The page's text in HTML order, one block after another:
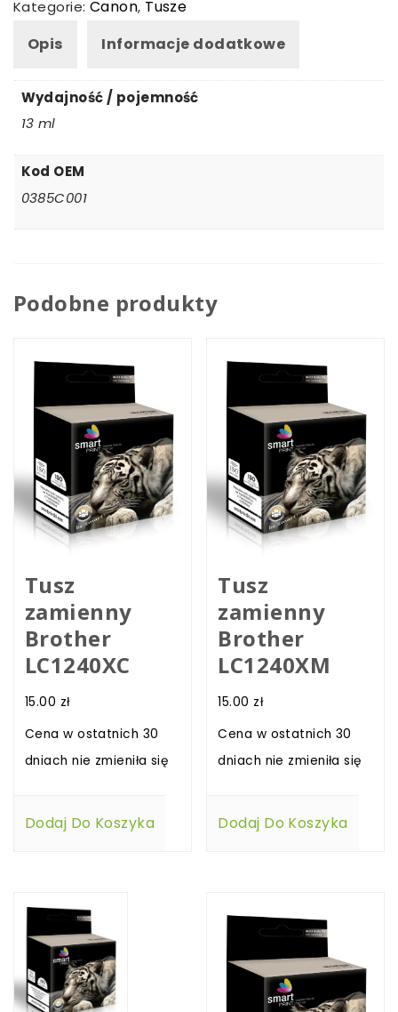
CLI571B
Kategorie: Canon, Tusze
Opis
Informacje dodatkowe
Wydajność / pojemność
13 ml
Kod OEM
0385C001
Podobne produkty
Tusz
zamienny
Brother
LC1240XC
15.00 zł
Cena w ostatnich 30
dniach nie zmieniła się
Dodaj Do Koszyka
Tusz
zamienny
Brother
LC1240XM
15.00 zł
Cena w ostatnich 30
dniach nie zmieniła się
Dodaj Do Koszyka